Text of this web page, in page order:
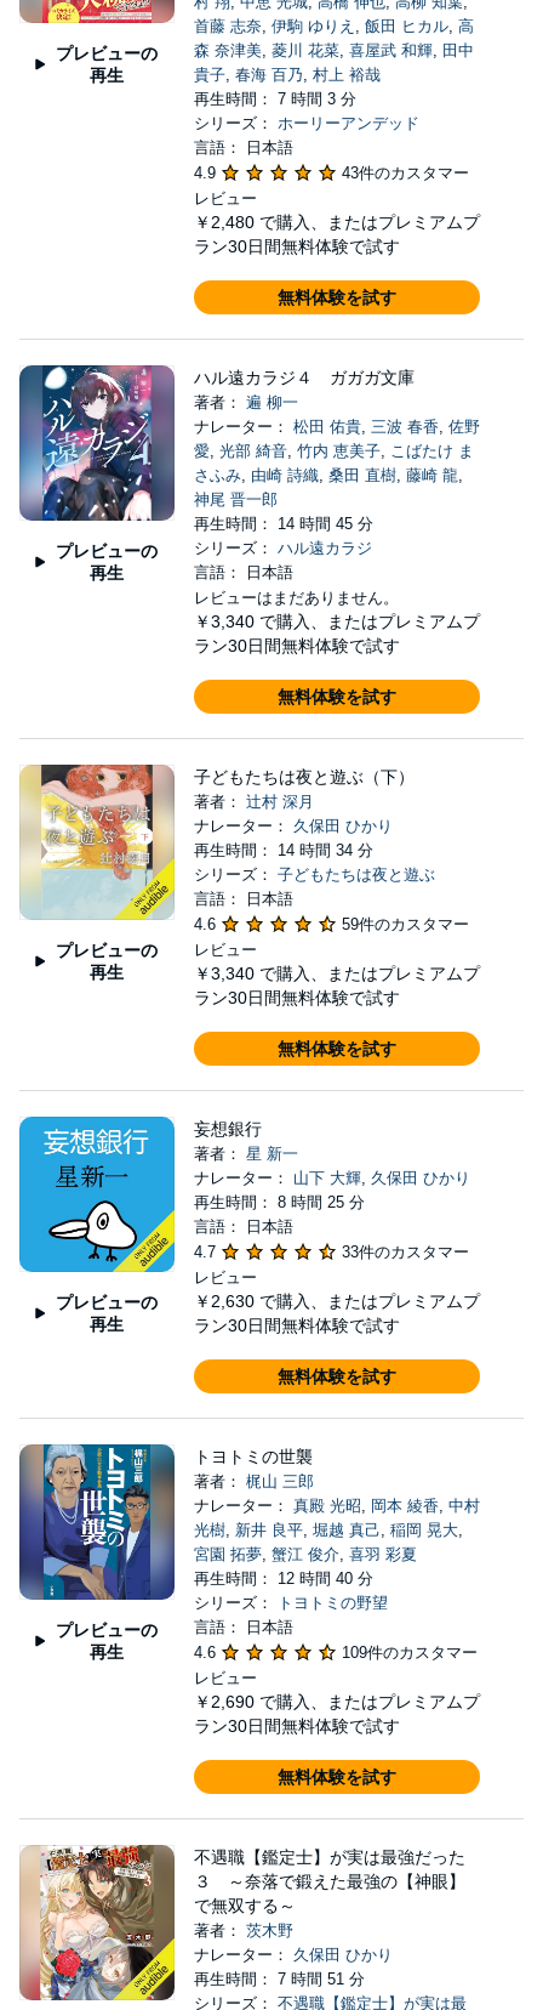
プレビューの
再生
首藤 志奈, 伊駒 ゆりえ , 飯田 ヒカル, 高
森 奈津美, 菱川 花菜, 喜屋武 和輝, 田中
貴子, 春海 百乃, 村上 裕哉
再生時間： 7 時間 3 分
シリーズ： ホーリーアンデッド
言語： 日本語
4.9
43件のカスタマー
レビュー
￥2,480 で購入、またはプレミアムプ
ラン30日間無料体験で試す
無料体験を試す
プレビューの
再生
ハル遠カラジ４ ガガガ文庫
著者： 遍 柳一
ナレーター： 松田 佑貴, 三波 春香, 佐野
愛, 光部 綺音, 竹内 恵美子, こばたけ ま
さふみ, 由崎 詩織, 桑田 直樹, 藤崎 龍,
神尾 晋一郎
再生時間： 14 時間 45 分
シリーズ： ハル遠カラジ
言語： 日本語
レビューはまだありません。
￥3,340 で購入、またはプレミアムプ
ラン30日間無料体験で試す
無料体験を試す
プレビューの
再生
子どもたちは夜と遊ぶ（下）
著者： 辻村 深月
ナレーター： 久保田 ひかり
再生時間： 14 時間 34 分
シリーズ： 子どもたちは夜と遊ぶ
言語： 日本語
4.6
59件のカスタマー
レビュー
￥3,340 で購入、またはプレミアムプ
ラン30日間無料体験で試す
無料体験を試す
プレビューの
再生
妄想銀行
著者： 星 新一
ナレーター： 山下 大輝, 久保田 ひかり
再生時間： 8 時間 25 分
言語： 日本語
4.7
33件のカスタマー
レビュー
￥2,630 で購入、またはプレミアムプ
ラン30日間無料体験で試す
無料体験を試す
プレビューの
再生
トヨトミの世襲
著者： 梶山 三郎
ナレーター： 真殿 光昭, 岡本 綾香, 中村
光樹, 新井 良平, 堀越 真己, 稲岡 晃大,
宮園 拓夢, 蟹江 俊介, 喜羽 彩夏
再生時間： 12 時間 40 分
シリーズ：
トヨトミの野望
言語： 日本語
4.6
109件のカスタマー
レビュー
￥2,690 で購入、またはプレミアムプ
ラン30日間無料体験で試す
無料体験を試す
不遇職【鑑定士】が実は最強だった
３ ～奈落で鍛えた最強の【神眼】
で無双する～
著者： 茨木野
ナレーター： 久保田 ひかり
再生時間： 7 時間 51 分
シリーズ： 不遇職【鑑定士】が実は最